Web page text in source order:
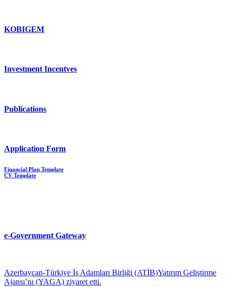
KOBIGEM
Investment Incentves
Publications
Application Form
Financial Plan Template
CV Template
e-Government Gateway
Azerbaycan-Türkiye İş Adamları Birliği (ATİB)Yatırım Geliştirme
Ajansı’nı (YAGA) ziyaret etti.